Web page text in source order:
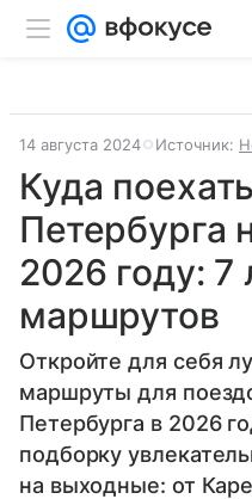
14 августа 2024 Источник:
Куда
Петербурга
2026 году: 7
маршрутов
Откройте для себя
маршруты для
Петербурга в 2026
подборку
на выходные: от